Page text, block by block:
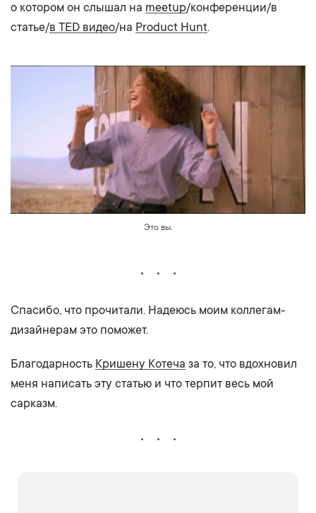
о котором он слышал на meetup/конференции/в
статье/в TED видео/на Product Hunt.
Это вы.
Спасибо, что прочитали. Надеюсь моим коллегам-
дизайнерам это поможет.
Благодарность Кришену Котеча за то, что вдохновил
меня написать эту статью и что терпит весь мой
сарказм.